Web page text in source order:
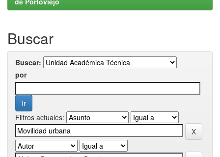
Buscar
Buscar:
por
Filtros actuales: